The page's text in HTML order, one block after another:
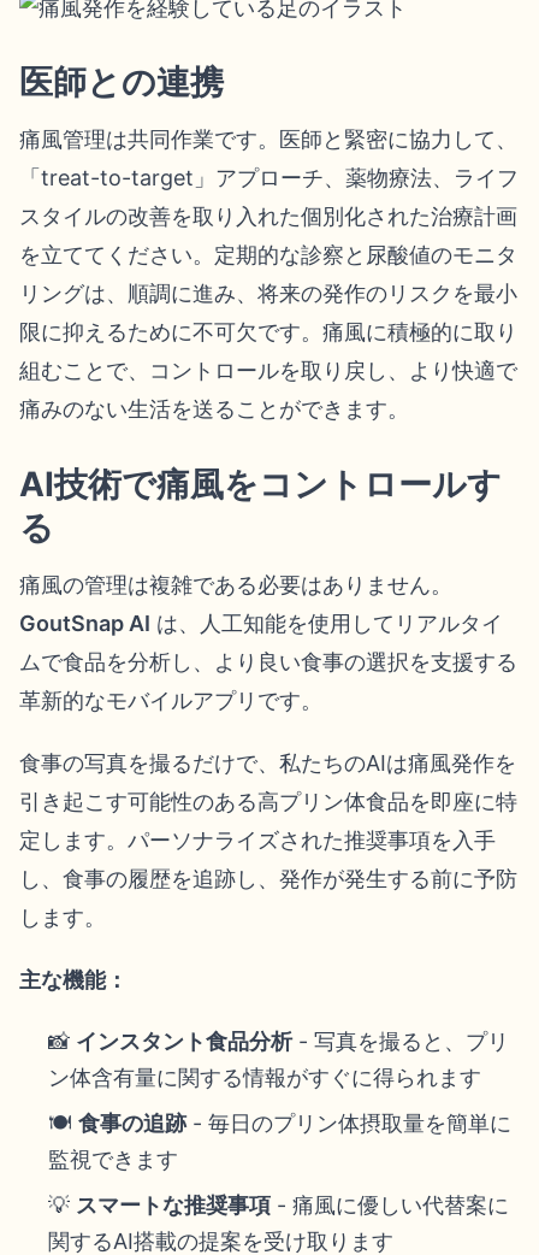
医師との連携
痛風管理は共同作業です。医師と緊密に協力して、
「treat-to-target」アプローチ、薬物療法、ライフ
スタイルの改善を取り入れた個別化された治療計画
を立ててください。定期的な診察と尿酸値のモニタ
リングは、順調に進み、将来の発作のリスクを最小
限に抑えるために不可欠です。痛風に積極的に取り
組むことで、コントロールを取り戻し、より快適で
痛みのない生活を送ることができます。
AI技術で痛風をコントロールす
る
痛風の管理は複雑である必要はありません。
GoutSnap AI は、人工知能を使用してリアルタイ
ムで食品を分析し、より良い食事の選択を支援する
革新的なモバイルアプリです。
食事の写真を撮るだけで、私たちのAIは痛風発作を
引き起こす可能性のある高プリン体食品を即座に特
定します。パーソナライズされた推奨事項を入手
し、食事の履歴を追跡し、発作が発生する前に予防
します。
主な機能：
📸 インスタント食品分析- 写真を撮ると、プリ
ン体含有量に関する情報がすぐに得られます
🍽️ 食事の追跡- 毎日のプリン体摂取量を簡単に
監視できます
💡 スマートな推奨事項 - 痛風に優しい代替案に
関するAI搭載の提案を受け取ります